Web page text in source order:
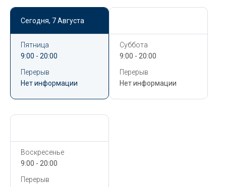
Сегодня, 7 Августа
Пятница
9:00 - 20:00
Перерыв
Нет информации
Суббота
9:00 - 20:00
Перерыв
Нет информации
Воскресенье
9:00 - 20:00
Перерыв